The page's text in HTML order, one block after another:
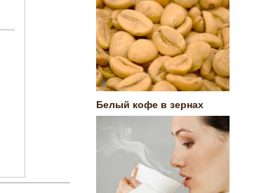
Белый кофе в зернах